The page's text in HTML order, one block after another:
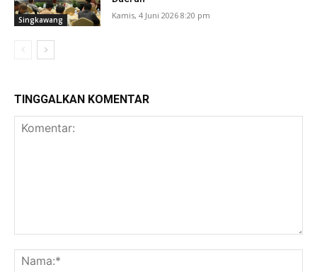
Singkawang Kamis, 4 Juni 2026 8:20 pm
TINGGALKAN KOMENTAR